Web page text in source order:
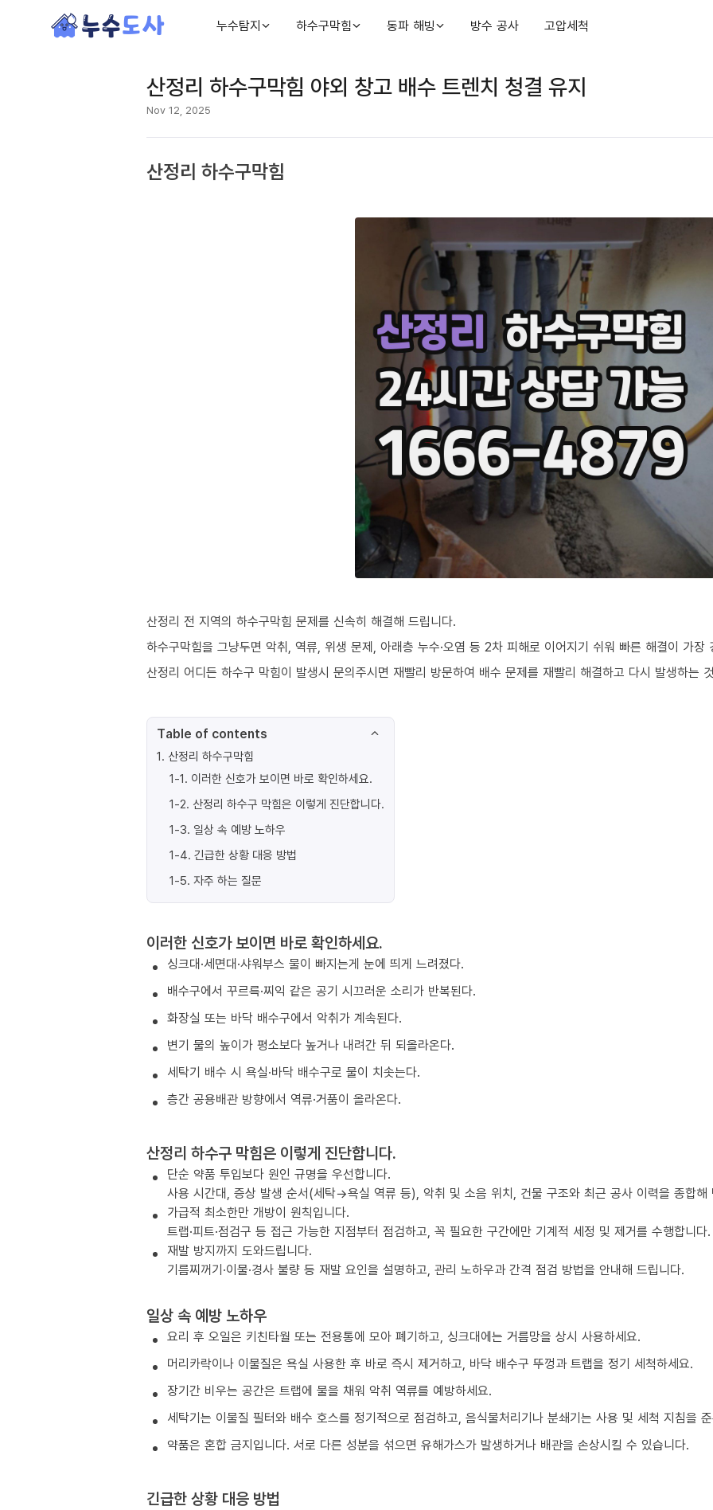
누수탐지 하수구막힘 동파 해빙 방수 공사 고압세척
산정리 하수구막힘 야외 창고 배수 트렌치 청결 유지
Nov 12, 2025
산정리 하수구막힘
산정리 전 지역의 하수구막힘 문제를 신속히 해결해 드립니다.
하수구막힘을 그냥두면 악취, 역류, 위생 문제, 아래층 누수·오염 등 2차 피해로 이어지기 쉬워 빠른 해결이 가장
산정리 어디든 하수구 막힘이 발생시 문의주시면 재빨리 방문하여 배수 문제를 재빨리 해결하고 다시 발생하는
Table of contents
1. 산정리 하수구막힘
1-1. 이러한 신호가 보이면 바로 확인하세요.
1-2. 산정리 하수구 막힘은 이렇게 진단합니다.
1-3. 일상 속 예방 노하우
1-4. 긴급한 상황 대응 방법
1-5. 자주 하는 질문
이러한 신호가 보이면 바로 확인하세요.
싱크대·세면대·샤워부스 물이 빠지는게 눈에 띄게 느려졌다.
배수구에서 꾸르륵·찌익 같은 공기 시끄러운 소리가 반복된다.
화장실 또는 바닥 배수구에서 악취가 계속된다.
변기 물의 높이가 평소보다 높거나 내려간 뒤 되올라온다.
세탁기 배수 시 욕실·바닥 배수구로 물이 치솟는다.
층간 공용배관 방향에서 역류·거품이 올라온다.
산정리 하수구 막힘은 이렇게 진단합니다.
단순 약품 투입보다 원인 규명을 우선합니다.
사용 시간대, 증상 발생 순서(세탁→욕실 역류 등), 악취 및 소음 위치, 건물 구조와 최근 공사 이력을 종합해
가급적 최소한만 개방이 원칙입니다.
트랩·피트·점검구 등 접근 가능한 지점부터 점검하고, 꼭 필요한 구간에만 기계적 세정 및 제거를 수행합니다.
재발 방지까지 도와드립니다.
기름찌꺼기·이물·경사 불량 등 재발 요인을 설명하고, 관리 노하우과 간격 점검 방법을 안내해 드립니다.
일상 속 예방 노하우
요리 후 오일은 키친타월 또는 전용통에 모아 폐기하고, 싱크대에는 거름망을 상시 사용하세요.
머리카락이나 이물질은 욕실 사용한 후 바로 즉시 제거하고, 바닥 배수구 뚜껑과 트랩을 정기 세척하세요.
장기간 비우는 공간은 트랩에 물을 채워 악취 역류를 예방하세요.
세탁기는 이물질 필터와 배수 호스를 정기적으로 점검하고, 음식물처리기나 분쇄기는 사용 및 세척 지침을
약품은 혼합 금지입니다. 서로 다른 성분을 섞으면 유해가스가 발생하거나 배관을 손상시킬 수 있습니다.
긴급한 상황 대응 방법